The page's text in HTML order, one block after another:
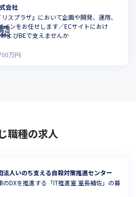
会社
スプラザ』において企画や開発、運用、
インをお任せします／ECサイトにおけ
よびBEで支えませんか
万円
た
職種の求人
法人いのち支える自殺対策推進センター
のDXを推進する「IT推進室 室長補佐」の募